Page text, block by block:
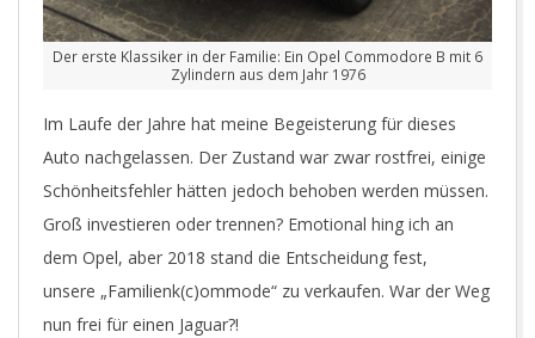
Der erste Klassiker in der Familie: Ein Opel Commodore B mit 6
Zylindern aus dem Jahr 1976
Im Laufe der Jahre hat meine Begeisterung für dieses
Auto nachgelassen. Der Zustand war zwar rostfrei, einige
Schönheitsfehler hätten jedoch behoben werden müssen.
Groß investieren oder trennen? Emotional hing ich an
dem Opel, aber 2018 stand die Entscheidung fest,
unsere „Familienk(c)ommode“ zu verkaufen. War der Weg
nun frei für einen Jaguar?!